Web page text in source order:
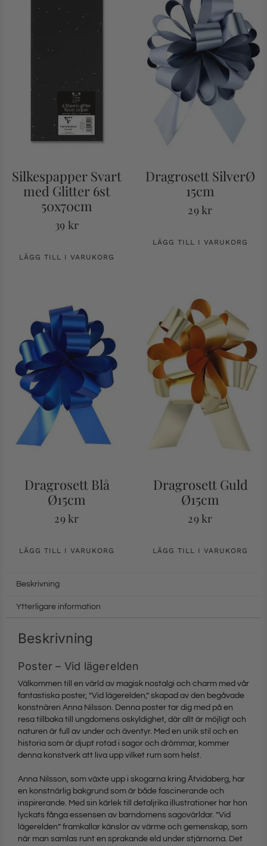
Silkespapper Svart
med Glitter 6st
50x70cm
39 kr
LÄGG TILL I VARUKORG
Dragrosett SilverØ
15cm
29kr
LÄGG TILL I VARUKORG
Dragrosett Blå
Ø15cm
29kr
LÄGG TILL I VARUKORG
Dragrosett Guld
Ø15cm
29kr
LÄGG TILL I VARUKORG
Beskrivning
Ytterligare information
Beskrivning
Poster – Vid lägerelden
Välkommen till en värld av magisk nostalgi och charm med vår
fantastiska poster, ”Vid lägerelden,” skapad av den begåvade
konstnären Anna Nilsson. Denna poster tar dig med på en
resa tillbaka till ungdomens oskyldighet, där allt är möjligt och
naturen är full av under och äventyr. Med en unik stil och en
historia som är djupt rotad i sagor och drömmar, kommer
denna konstverk att liva upp vilket rum som helst.
Anna Nilsson, som växte upp i skogarna kring Åtvidaberg, har
en konstnärlig bakgrund som är både fascinerande och
inspirerande. Med sin kärlek till detaljrika illustrationer har hon
lyckats fånga essensen av barndomens sagovärldar. ”Vid
lägerelden” framkallar känslor av värme och gemenskap, som
när man samlas runt en sprakande eld under stjärnorna. Det